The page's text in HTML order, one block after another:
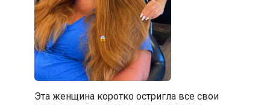
Эта женщина коротко остригла все свои